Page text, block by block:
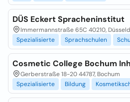
DÜS Eckert Spracheninstitut
Immermannstraße 65C 40210,
Spezialisierte
Sprachschulen
Cosmetic College Bochum
Gerberstraße 18-20 44787, Bochum
Spezialisierte
Bildung